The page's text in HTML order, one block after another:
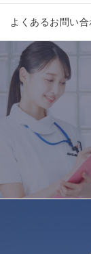
よくあるお問い